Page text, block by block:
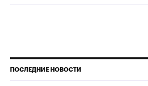
ПОСЛЕДНИЕ НОВОСТИ